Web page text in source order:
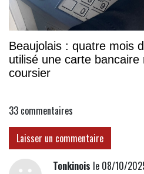
Beaujolais : quatre mois
utilisé une carte
coursier
33 commentaires
Laisser un commentaire
Tonkinois le 08/10/